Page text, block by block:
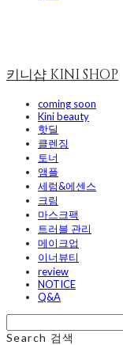
키니샵 KINI SHOP
coming soon
Kini beauty
핫딜
클렌징
토너
앰플
세럼&에센스
크림
마스크팩
트러블 관리
메이크업
이너뷰티
review
NOTICE
Q&A
Search 검색